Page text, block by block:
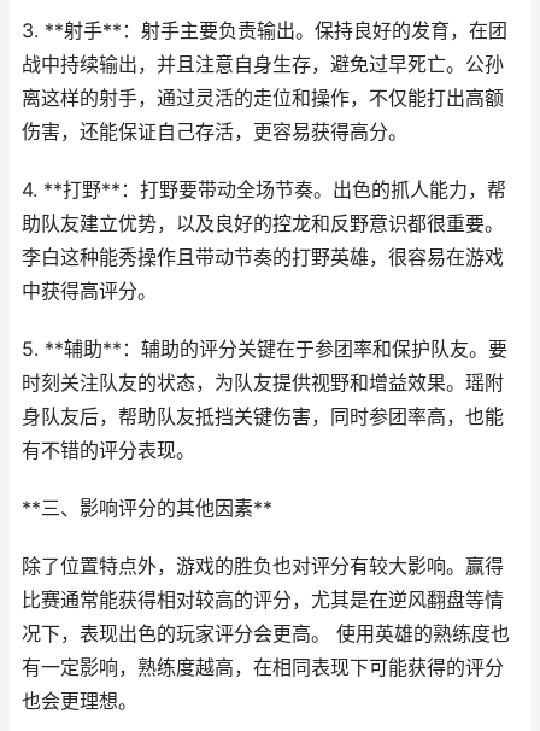
3. **射手**：射手主要负责输出。保持良好的发育，在团
战中持续输出，并且注意自身生存，避免过早死亡。公孙
离这样的射手，通过灵活的走位和操作，不仅能打出高额
伤害，还能保证自己存活，更容易获得高分。
4. **打野**：打野要带动全场节奏。出色的抓人能力，帮
助队友建立优势，以及良好的控龙和反野意识都很重要。
李白这种能秀操作且带动节奏的打野英雄，很容易在游戏
中获得高评分。
5. **辅助**：辅助的评分关键在于参团率和保护队友。要
时刻关注队友的状态，为队友提供视野和增益效果。瑶附
身队友后，帮助队友抵挡关键伤害，同时参团率高，也能
有不错的评分表现。
**三、影响评分的其他因素**
除了位置特点外，游戏的胜负也对评分有较大影响。赢得
比赛通常能获得相对较高的评分，尤其是在逆风翻盘等情
况下，表现出色的玩家评分会更高。 使用英雄的熟练度也
有一定影响，熟练度越高，在相同表现下可能获得的评分
也会更理想。